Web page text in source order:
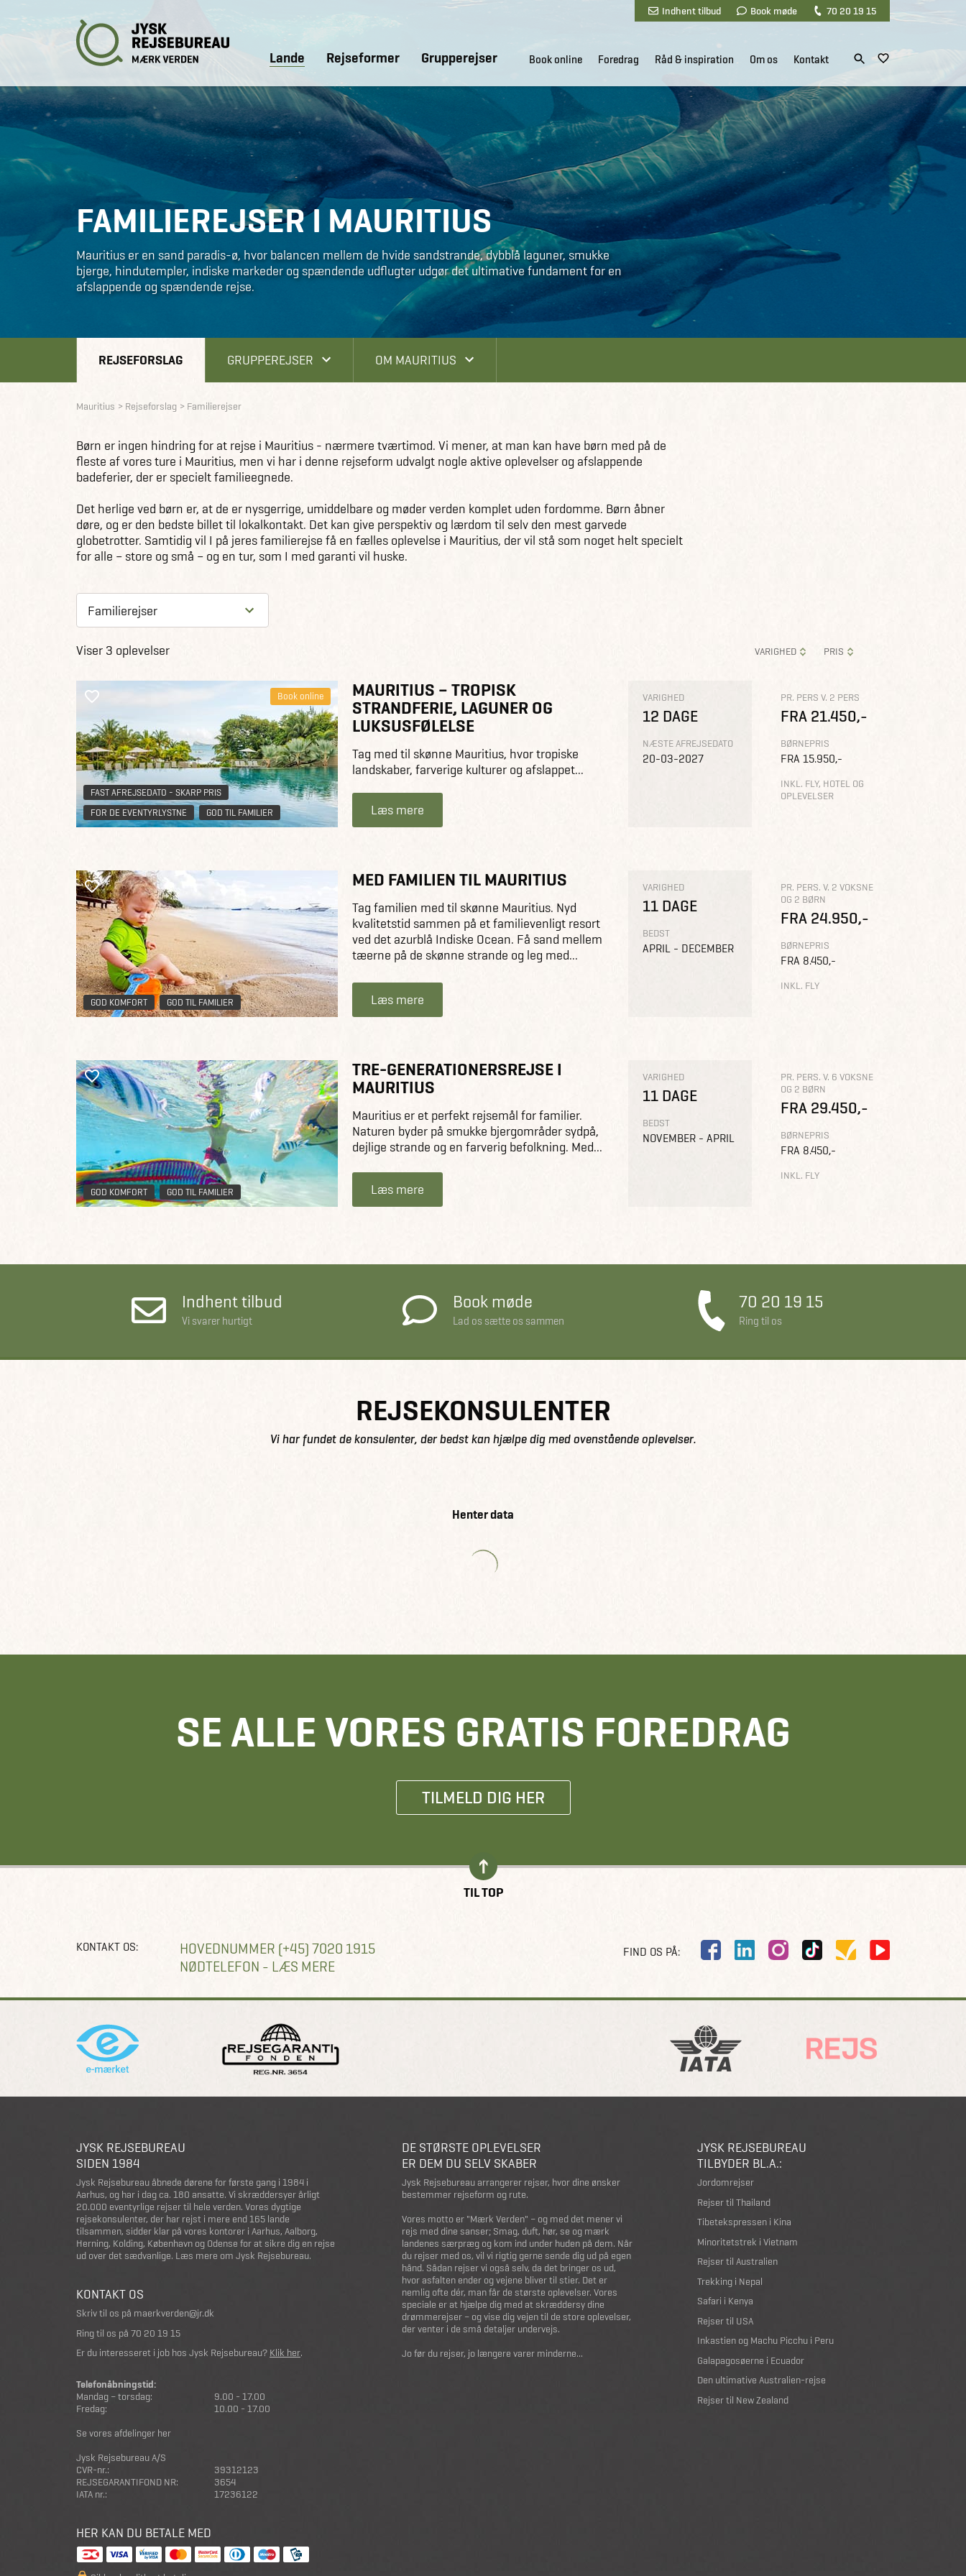
Indhent tilbud Book møde 70 20 19 15
Lande Rejseformer Grupperejser Book online Foredrag Råd & inspiration Om os Kontakt
FAMILIEREJSER I MAURITIUS
Mauritius er en sand paradis-ø, hvor balancen mellem de hvide sandstrande, dybblå laguner, smukke
bjerge, hindutempler, indiske markeder og spændende udflugter udgør det ultimative fundament for en
afslappende og spændende rejse.
REJSEFORSLAG GRUPPEREJSER OM MAURITIUS
Mauritius Rejseforslag Familierejser
Børn er ingen hindring for at rejse i Mauritius - nærmere tværtimod. Vi mener, at man kan have børn med på de
fleste af vores ture i Mauritius, men vi har i denne rejseform udvalgt nogle aktive oplevelser og afslappende
badeferier, der er specielt familieegnede.
Det herlige ved børn er, at de er nysgerrige, umiddelbare og møder verden komplet uden fordomme. Børn åbner
døre, og er den bedste billet til lokalkontakt. Det kan give perspektiv og lærdom til selv den mest garvede
globetrotter. Samtidig vil I på jeres familierejse få en fælles oplevelse i Mauritius, der vil stå som noget helt specielt
for alle – store og små – og en tur, som I med garanti vil huske.
VARIGHED PRIS
Viser 3 oplevelser
Book online
FAST AFREJSEDATO - SKARP PRIS
FOR DE EVENTYRLYSTNE
GOD TIL FAMILIER
MAURITIUS – TROPISK
STRANDFERIE, LAGUNER OG
LUKSUSFØLELSE
Tag med til skønne Mauritius, hvor tropiske
landskaber, farverige kulturer og afslappet...
Læs mere
VARIGHED
12 DAGE
NÆSTE AFREJSEDATO
20-03-2027
PR. PERS V. 2 PERS
FRA 21.450,-
BØRNEPRIS
FRA 15.950,-
INKL. FLY, HOTEL OG
OPLEVELSER
GOD KOMFORT GOD TIL FAMILIER
MED FAMILIEN TIL MAURITIUS
Tag familien med til skønne Mauritius. Nyd
kvalitetstid sammen på et familievenligt resort
ved det azurblå Indiske Ocean. Få sand mellem
tæerne på de skønne strande og leg med...
Læs mere
VARIGHED
11 DAGE
BEDST
APRIL - DECEMBER
PR. PERS. V. 2 VOKSNE
OG 2 BØRN
FRA 24.950,-
BØRNEPRIS
FRA 8.450,-
INKL. FLY
GOD KOMFORT GOD TIL FAMILIER
TRE-GENERATIONERSREJSE I
MAURITIUS
Mauritius er et perfekt rejsemål for familier.
Naturen byder på smukke bjergområder sydpå,
dejlige strande og en farverig befolkning. Med...
Læs mere
VARIGHED
11 DAGE
BEDST
NOVEMBER - APRIL
PR. PERS. V. 6 VOKSNE
OG 2 BØRN
FRA 29.450,-
BØRNEPRIS
FRA 8.450,-
INKL. FLY
Indhent tilbud
Vi svarer hurtigt
Book møde
Lad os sætte os sammen
70 20 19 15
Ring til os
REJSEKONSULENTER
Vi har fundet de konsulenter, der bedst kan hjælpe dig med ovenstående oplevelser.
Henter data
SE ALLE VORES GRATIS FOREDRAG
TILMELD DIG HER
TIL TOP
KONTAKT OS:
HOVEDNUMMER (+45) 7020 1915
NØDTELEFON - LÆS MERE
FIND OS PÅ:
JYSK REJSEBUREAU
SIDEN 1984
Jysk Rejsebureau åbnede dørene for første gang i 1984 i
Aarhus, og har i dag ca. 180 ansatte. Vi skræddersyer årligt
20.000 eventyrlige rejser til hele verden. Vores dygtige
rejsekonsulenter, der har rejst i mere end 165 lande
tilsammen, sidder klar på vores kontorer i Aarhus, Aalborg,
Herning, Kolding, København og Odense for at sikre dig en rejse
ud over det sædvanlige. Læs mere om Jysk Rejsebureau.
KONTAKT OS
Skriv til os på maerkverden@jr.dk
Ring til os på 70 20 19 15
Er du interesseret i job hos Jysk Rejsebureau? Klik her.
Telefonåbningstid:
Mandag – torsdag:
9.00 - 17.00
Fredag:
10.00 - 17.00
Se vores afdelinger her
Jysk Rejsebureau A/S
CVR-nr.:
39312123
REJSEGARANTIFOND NR:
3654
IATA nr.:
17236122
HER KAN DU BETALE MED
DE STØRSTE OPLEVELSER
ER DEM DU SELV SKABER
Jysk Rejsebureau arrangerer rejser, hvor dine ønsker
bestemmer rejseform og rute.
Vores motto er "Mærk Verden" – og med det mener vi
rejs med dine sanser; Smag, duft, hør, se og mærk
landenes særpræg og kom ind under huden på dem. Når
du rejser med os, vil vi rigtig gerne sende dig ud på egen
hånd. Sådan rejser vi også selv, da det bringer os ud,
hvor asfalten ender og vejene bliver til stier. Det er
nemlig ofte dér, man får de største oplevelser. Vores
speciale er at hjælpe dig med at skræddersy dine
drømmerejser – og vise dig vejen til de store oplevelser,
der venter i de små detaljer undervejs.
Jo før du rejser, jo længere varer minderne...
JYSK REJSEBUREAU
TILBYDER BL.A.:
Jordomrejser
Rejser til Thailand
Tibetekspressen i Kina
Minoritetstrek i Vietnam
Rejser til Australien
Trekking i Nepal
Safari i Kenya
Rejser til USA
Inkastien og Machu Picchu i Peru
Galapagosøerne i Ecuador
Den ultimative Australien-rejse
Rejser til New Zealand